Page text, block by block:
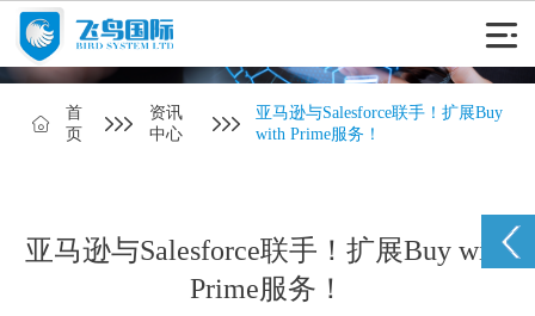
首
页
资讯
中心
亚马逊与Salesforce联手！扩展Buy
with Prime服务！
亚马逊与Salesforce联手！扩展Buy with
Prime服务！